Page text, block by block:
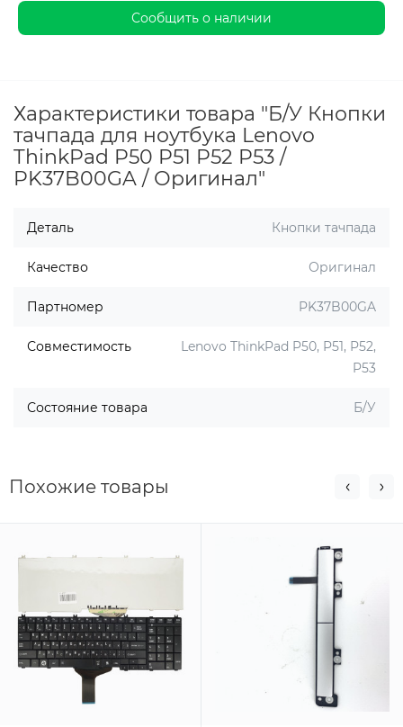
Сообщить о наличии
Характеристики товара "Б/У Кнопки
тачпада для ноутбука Lenovo
ThinkPad P50 P51 P52 P53 /
PK37B00GA / Оригинал"
Деталь Кнопки тачпада
Качество Оригинал
Партномер PK37B00GA
Совместимость
Lenovo ThinkPad P50, P51, P52,
P53
Состояние товара Б/У
Похожие товары